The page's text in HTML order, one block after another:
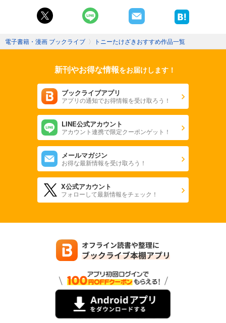
電子書籍・漫画 ブックライブ 〉 トニーたけざきおすすめ作品一覧
新刊やお得な情報をお届けします！
ブックライブアプリ
アプリの通知でお得情報を受け取ろう！
LINE公式アカウント
アカウント連携で限定クーポンゲット！
メールマガジン
お得な最新情報を受け取ろう！
X公式アカウント
フォローして最新情報をチェック！